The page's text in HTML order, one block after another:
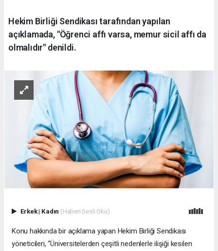
Hekim Birliği Sendikası tarafından yapılan
açıklamada, "Öğrenci affı varsa, memur sicil affı da
olmalıdır" denildi.
Erkek| Kadın (Haberi Sesli Oku)
Konu hakkında bir açıklama yapan Hekim Birliği Sendikası
yöneticileri, “Üniversitelerden çeşitli nedenlerle ilişiği kesilen